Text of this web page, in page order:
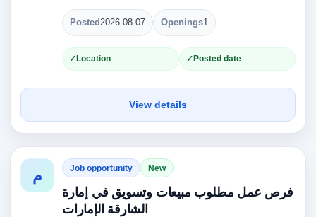
Posted2026-08-07 Openings1
Location Posted date
View details
م Job opportunity New
فرص عمل مطلوب مبيعات وتسويق في إمارة
الشارقة الإمارات